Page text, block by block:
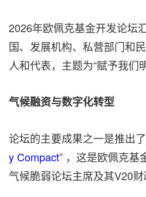
2026年欧佩克基金开发论坛
国、发展机构、私营部门和
人和代表，主题为“赋予我们
气候融资与数字化转型
论坛的主要成果之一是推出
y Compact” ，这是欧佩克基
气候脆弱论坛主席及其V20财